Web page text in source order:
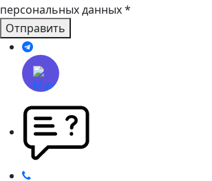
персональных данных*
Отправить